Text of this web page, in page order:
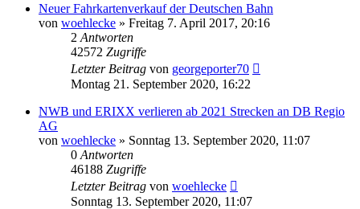
Neuer Fahrkartenverkauf der Deutschen Bahn
von woehlecke » Freitag 7. April 2017, 20:16
2 Antworten
42572 Zugriffe
Letzter Beitrag von georgeporter70
Montag 21. September 2020, 16:22
NWB und ERIXX verlieren ab 2021 Strecken an DB Regio
AG
von woehlecke » Sonntag 13. September 2020, 11:07
0 Antworten
46188 Zugriffe
Letzter Beitrag von woehlecke
Sonntag 13. September 2020, 11:07